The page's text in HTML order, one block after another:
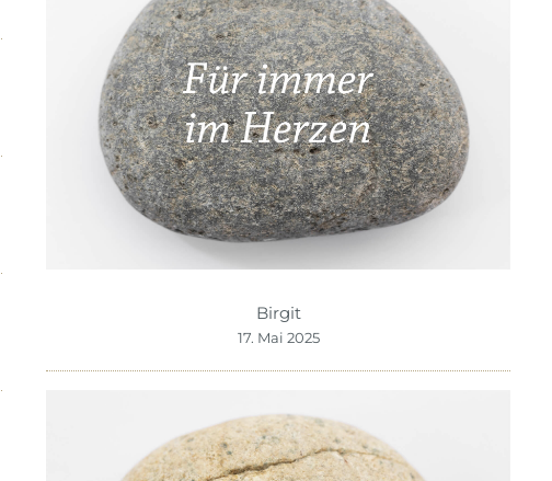
Birgit
17. Mai 2025